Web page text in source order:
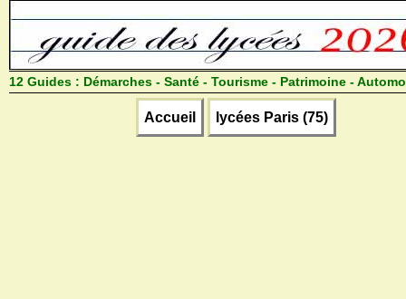
12 Guides : Démarches - Santé - Tourisme - Patrimoine -
Accueil lycées Paris (75)